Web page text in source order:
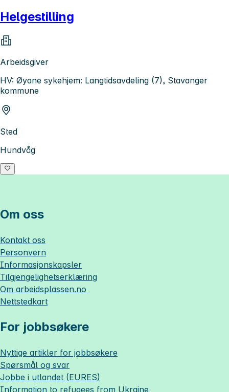
Helgestilling
Arbeidsgiver
HV: Øyane sykehjem: Langtidsavdeling (7), Stavanger
kommune
Sted
Hundvåg
Om oss
Kontakt oss
Personvern
Informasjonskapsler
Tilgjengelighetserklæring
Om arbeidsplassen.no
Nettstedkart
For jobbsøkere
Nyttige artikler for jobbsøkere
Spørsmål og svar
Jobbe i utlandet (EURES)
Information to refugees from Ukraine